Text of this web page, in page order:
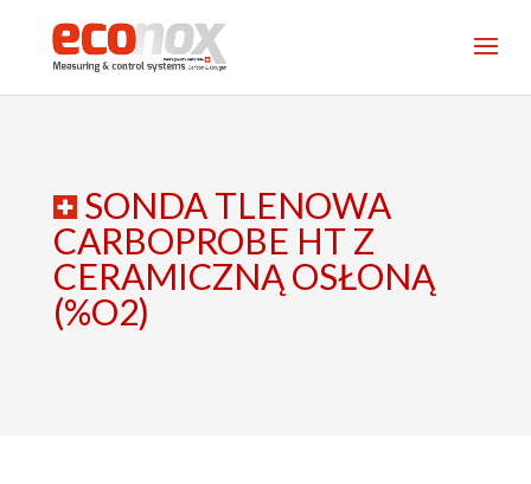
SONDA TLENOWA
CARBOPROBE HT Z
CERAMICZNĄ OSŁONĄ
(%O2)